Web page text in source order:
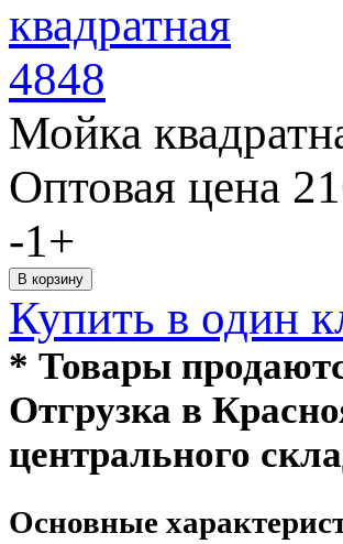
Мойка
Оптовая цена
-1+
Купить в один
* Товары
Отгрузка в
центрального
Основные